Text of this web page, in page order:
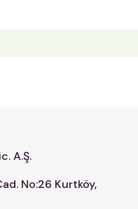
A.Ş.
No:26 Kurtköy,